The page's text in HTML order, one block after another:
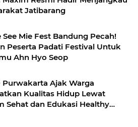
Jatibarang
See Mie Fest Bandung Pecah!
Peserta Padati Festival Untuk
Ahn Hyo Seop
Purwakarta Ajak Warga
Kualitas Hidup Lewat
Sehat dan Edukasi Healthy